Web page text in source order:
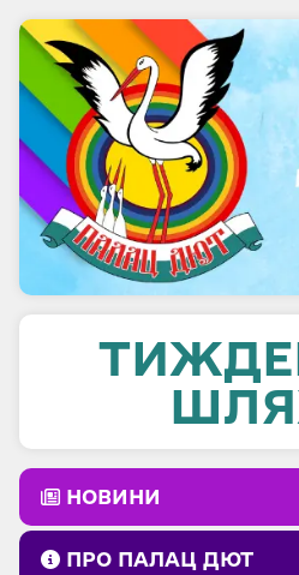
НОВИНИ
ПРО ПАЛАЦ ДЮТ